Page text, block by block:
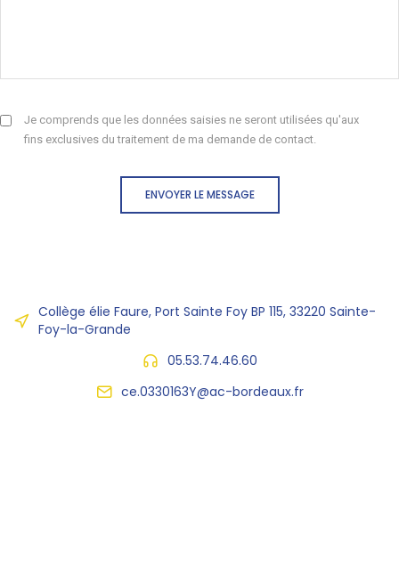
Je comprends que les données saisies ne seront utilisées qu'aux
fins exclusives du traitement de ma demande de contact.
ENVOYER LE MESSAGE
Collège élie Faure, Port Sainte Foy BP 115, 33220 Sainte-
Foy-la-Grande
05.53.74.46.60
ce.0330163Y@ac-bordeaux.fr